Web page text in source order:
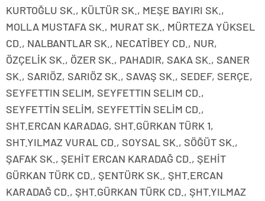
KURTOĞLU SK., KÜLTÜR SK., MEŞE BAYIRI SK.,
MOLLA MUSTAFA SK., MURAT SK., MÜRTEZA YÜKSEL
CD., NALBANTLAR SK., NECATİBEY CD., NUR,
ÖZÇELİK SK., ÖZER SK., PAHADIR, SAKA SK., SANER
SK., SARIÖZ, SARIÖZ SK., SAVAŞ SK., SEDEF, SERÇE,
SEYFETTIN SELIM, SEYFETTIN SELIM CD.,
SEYFETTİN SELİM, SEYFETTİN SELİM CD.,
SHT.ERCAN KARADAG, SHT.GÜRKAN TÜRK 1,
SHT.YILMAZ VURAL CD., SOYSAL SK., SÖĞÜT SK.,
ŞAFAK SK., ŞEHİT ERCAN KARADAĞ CD., ŞEHİT
GÜRKAN TÜRK CD., ŞENTÜRK SK., ŞHT.ERCAN
KARADAĞ CD., ŞHT.GÜRKAN TÜRK CD., ŞHT.YILMAZ